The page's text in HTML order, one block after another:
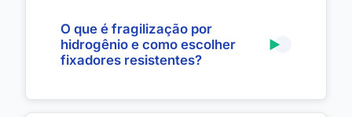
O que é fragilização por
hidrogênio e como escolher
fixadores resistentes?